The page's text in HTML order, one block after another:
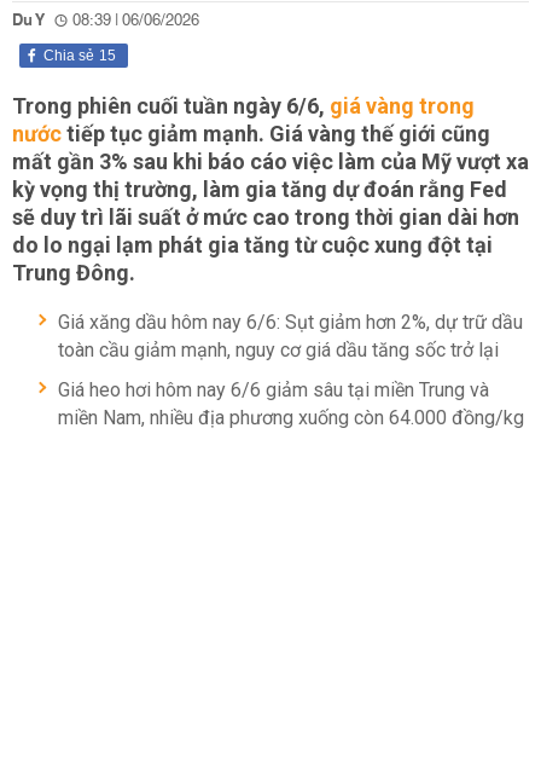
Du Y 08:39 | 06/06/2026
15
Chia sẻ
Trong phiên cuối tuần ngày 6/6, giá vàng trong
nướctiếp tục giảm mạnh. Giá vàng thế giới cũng
mất gần 3% sau khi báo cáo việc làm của Mỹ vượt xa
kỳ vọng thị trường, làm gia tăng dự đoán rằng Fed
sẽ duy trì lãi suất ở mức cao trong thời gian dài hơn
do lo ngại lạm phát gia tăng từ cuộc xung đột tại
Trung Đông.
Giá xăng dầu hôm nay 6/6: Sụt giảm hơn 2%, dự trữ dầu
toàn cầu giảm mạnh, nguy cơ giá dầu tăng sốc trở lại
Giá heo hơi hôm nay 6/6 giảm sâu tại miền Trung và
miền Nam, nhiều địa phương xuống còn 64.000 đồng/kg